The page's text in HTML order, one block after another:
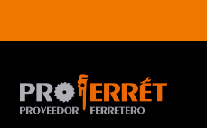
content